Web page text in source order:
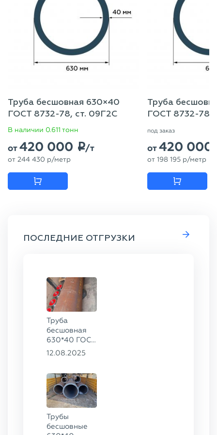
Труба бесшовная 630×40
ГОСТ 8732-78, ст. 09Г2С
В наличии 0.611 тонн
от420 000 p/т
от 244 430 p/метр
Труба
ГОСТ 8732-78,
под заказ
от420 000
от 198 195 p/метр
ПОСЛЕДНИЕ ОТГРУЗКИ
Труба
бесшовная
630*40 ГОСТ
8732-78, ст.
12.08.2025
Трубы
бесшовные